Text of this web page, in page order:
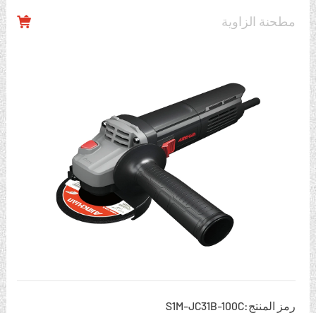
مطحنة الزاوية 
رمز المنتج:S1M-JC31B-100C